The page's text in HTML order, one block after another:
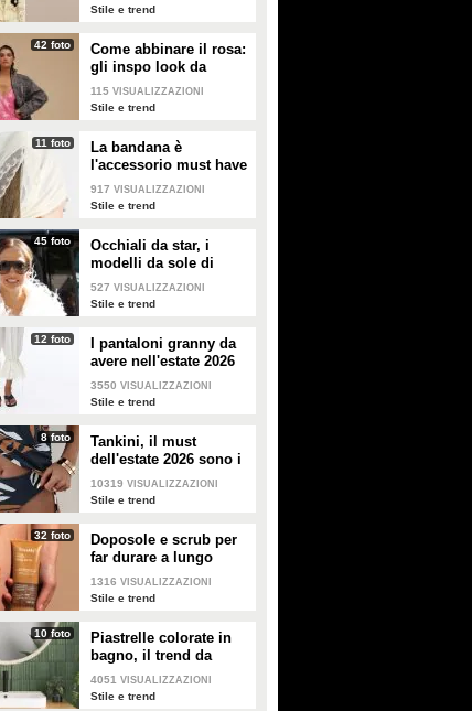
Stile e trend
42 foto
Come abbinare il rosa:
gli inspo look da
copiare
115 VISUALIZZAZIONI
Stile e trend
11 foto
La bandana è
l'accessorio must have
dell'estate 2026: i
modelli di tendenza
917 VISUALIZZAZIONI
Stile e trend
45 foto
Occhiali da star, i
modelli da sole di
tendenza per l'estate
2026
527 VISUALIZZAZIONI
Stile e trend
12 foto
I pantaloni granny da
avere nell'estate 2026
3550 VISUALIZZAZIONI
Stile e trend
8 foto
Tankini, il must
dell'estate 2026 sono i
costumi con la canotta
10319 VISUALIZZAZIONI
Stile e trend
32 foto
Doposole e scrub per
far durare a lungo
l'abbronzatura in estate
1316 VISUALIZZAZIONI
Stile e trend
10 foto
Piastrelle colorate in
bagno, il trend da
seguire in casa
4051 VISUALIZZAZIONI
Stile e trend